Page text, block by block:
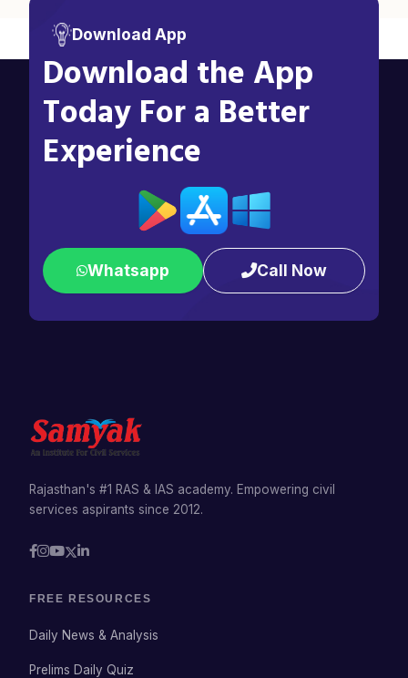
Download App
Download the App
Today For a Better
Experience
Whatsapp Call Now
Rajasthan's #1 RAS & IAS academy. Empowering civil
services aspirants since 2012.
FREE RESOURCES
Daily News & Analysis
Prelims Daily Quiz